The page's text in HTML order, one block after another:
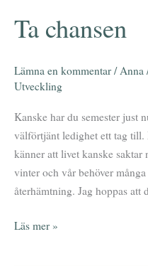
Ta chansen
Lämna en kommentar /Anna
Utveckling
Kanske har du semester just
välförtjänt ledighet ett tag till.
känner att livet kanske saktar
vinter och vår behöver
återhämtning. Jag hoppas
Ta
chansen
Läs mer »